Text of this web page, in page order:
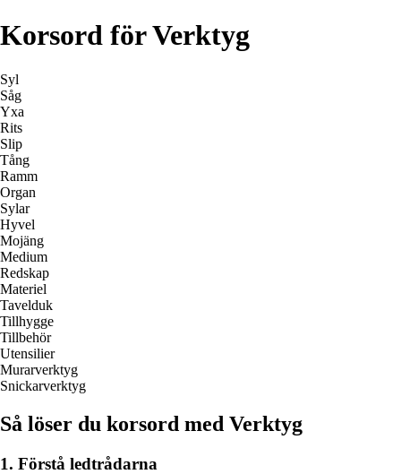
Korsord för Verktyg
Syl
Såg
Yxa
Rits
Slip
Tång
Ramm
Organ
Sylar
Hyvel
Mojäng
Medium
Redskap
Materiel
Tavelduk
Tillhygge
Tillbehör
Utensilier
Murarverktyg
Snickarverktyg
Så löser du korsord med Verktyg
1. Förstå ledtrådarna